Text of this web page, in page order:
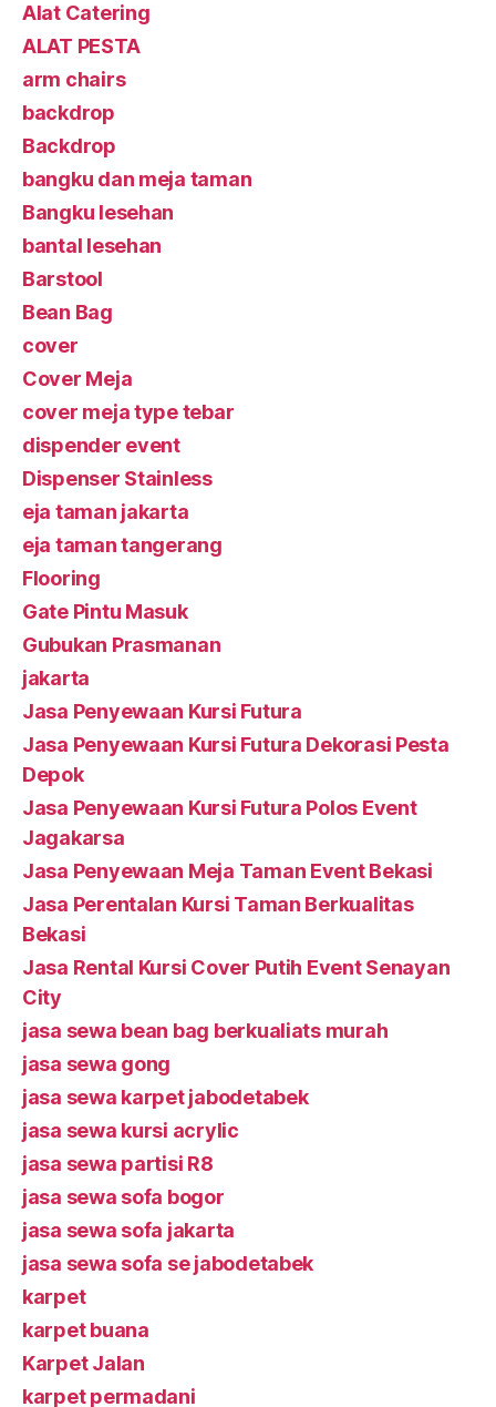
Alat Catering
ALAT PESTA
arm chairs
backdrop
Backdrop
bangku dan meja taman
Bangku lesehan
bantal lesehan
Barstool
Bean Bag
cover
Cover Meja
cover meja type tebar
dispender event
Dispenser Stainless
eja taman jakarta
eja taman tangerang
Flooring
Gate Pintu Masuk
Gubukan Prasmanan
jakarta
Jasa Penyewaan Kursi Futura
Jasa Penyewaan Kursi Futura Dekorasi Pesta
Depok
Jasa Penyewaan Kursi Futura Polos Event
Jagakarsa
Jasa Penyewaan Meja Taman Event Bekasi
Jasa Perentalan Kursi Taman Berkualitas
Bekasi
Jasa Rental Kursi Cover Putih Event Senayan
City
jasa sewa bean bag berkualiats murah
jasa sewa gong
jasa sewa karpet jabodetabek
jasa sewa kursi acrylic
jasa sewa partisi R8
jasa sewa sofa bogor
jasa sewa sofa jakarta
jasa sewa sofa se jabodetabek
karpet
karpet buana
Karpet Jalan
karpet permadani